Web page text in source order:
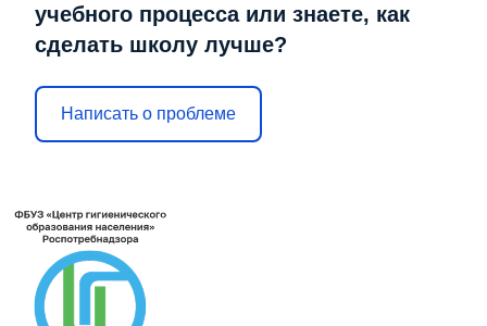
учебного процесса или знаете, как
сделать школу лучше?
Написать о проблеме